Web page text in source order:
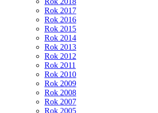
Rok 2017
Rok 2016
Rok 2015
Rok 2014
Rok 2013
Rok 2012
Rok 2011
Rok 2010
Rok 2009
Rok 2008
Rok 2007
Rok 2005